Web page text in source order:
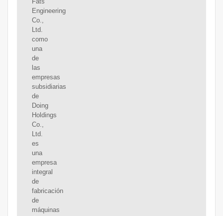
Engineering
Co.,
Ltd.
como
una
de
las
empresas
subsidiarias
de
Doing
Holdings
Co.,
Ltd.
es
una
empresa
integral
de
fabricación
de
máquinas